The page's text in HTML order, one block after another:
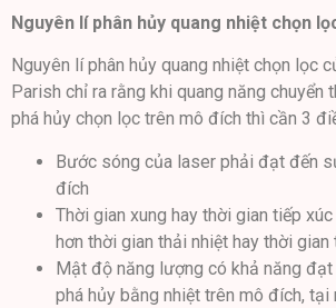
Nguyên lí phân hủy quang nhiệt chọn
Nguyên lí phân hủy quang nhiệt chọn lọc
Parish chỉ ra rằng khi quang năng chuyển
phá hủy chọn lọc trên mô đích thì cần 3
Bước sóng của laser phải đạt đến
đích
Thời gian xung hay thời gian tiếp
hơn thời gian thải nhiệt hay thời gian
Mật độ năng lượng có khả năng
phá hủy bằng nhiệt trên mô đích, tại